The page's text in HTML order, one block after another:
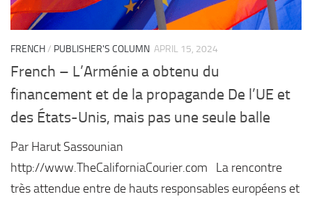
FRENCH/ PUBLISHER'S COLUMN APRIL 15, 2024
French – L’Arménie a obtenu du
financement et de la propagande De l’UE et
des États-Unis, mais pas une seule balle
Par Harut Sassounian
http://www.TheCaliforniaCourier.com La rencontre
très attendue entre de hauts responsables européens et